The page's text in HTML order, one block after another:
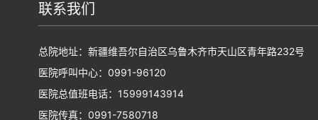
联系我们
总院地址：新疆维吾尔自治区乌鲁木齐市天山区青年路232号
医院呼叫中心：0991-96120
医院总值班电话：15999143914
医院传真：0991-7580718